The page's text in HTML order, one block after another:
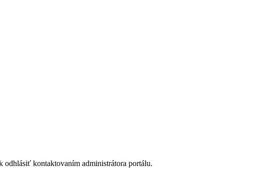
kontaktovaním administrátora portálu.